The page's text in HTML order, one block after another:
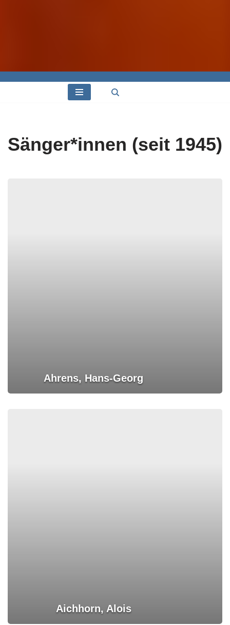
Sänger*innen (seit 1945)
Ahrens, Hans-Georg
Aichhorn, Alois